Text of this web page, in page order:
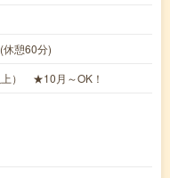
憩60分)
上） ★10月～OK！